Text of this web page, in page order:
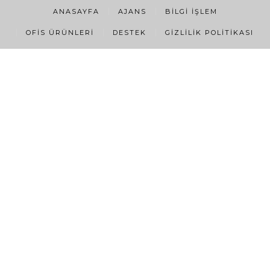
ANASAYFA AJANS BILGI İŞLEM
OFIS ÜRÜNLERI DESTEK GIZLILIK POLITIKASI